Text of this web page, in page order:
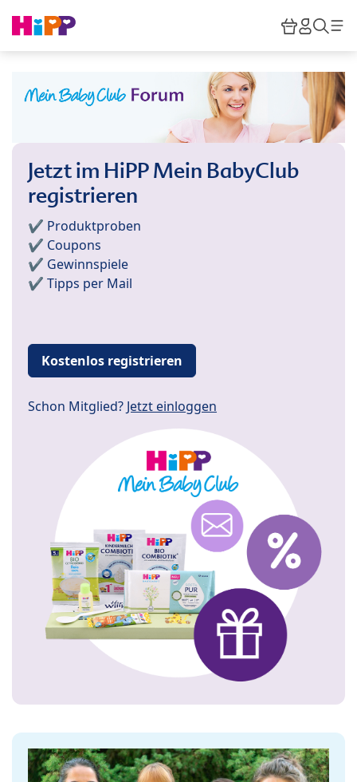
HiPP
Jetzt im HiPP Mein BabyClub
registrieren
✔️ Produktproben
✔️ Coupons
✔️ Gewinnspiele
✔️ Tipps per Mail
Kostenlos registrieren
Schon Mitglied? Jetzt einloggen